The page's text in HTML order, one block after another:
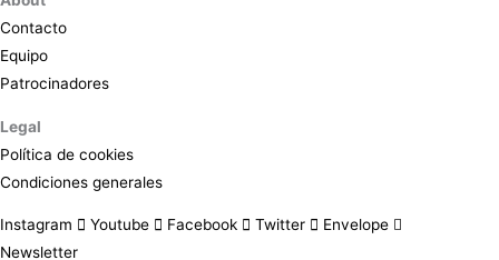
Contacto
Equipo
Patrocinadores
Legal
Política de cookies
Condiciones generales
Instagram Youtube Facebook Twitter
Envelope
Newsletter